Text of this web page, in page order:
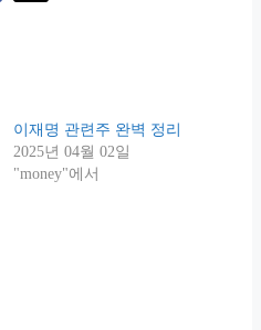
이재명 관련주 완벽 정리
2025년 04월 02일
"money"에서